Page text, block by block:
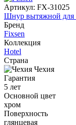
Артикул: FX-31025
Шнур вытяжной для
Бренд
Fixsen
Коллекция
Hotel
Страна
Чехия
Гарантия
5 лет
Основной цвет
хром
Поверхность
глянцевая